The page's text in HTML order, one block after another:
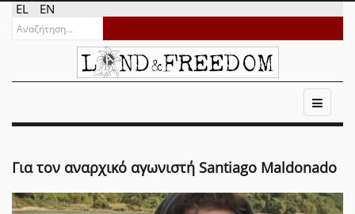
EL EN
Για τον αναρχικό αγωνιστή Santiago Maldonado